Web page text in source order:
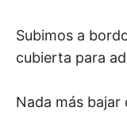
Subimos a
cubierta para
Nada más